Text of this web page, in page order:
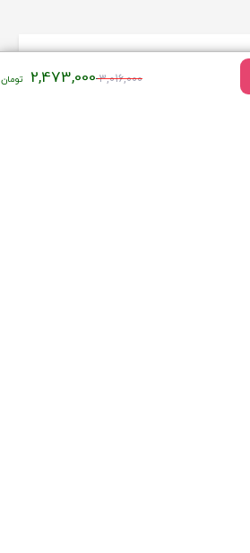
3,016,000قیمت
2,473,000